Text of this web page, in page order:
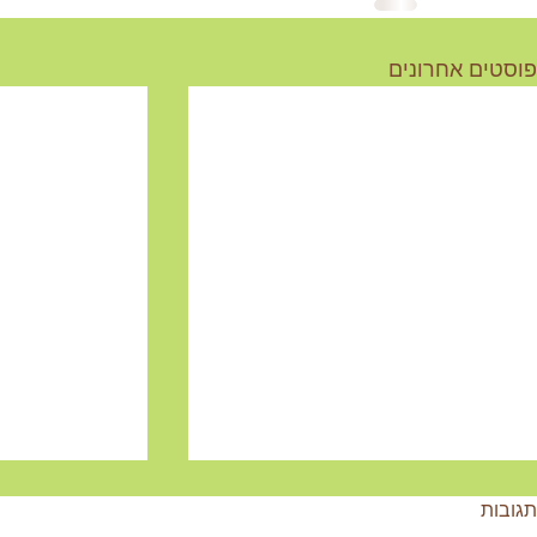
פוסטים אחרונים
תגובות